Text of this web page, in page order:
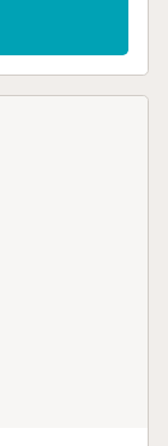
jest
karmienia. W